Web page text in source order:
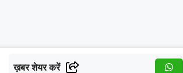
ख़बर शेयर करें